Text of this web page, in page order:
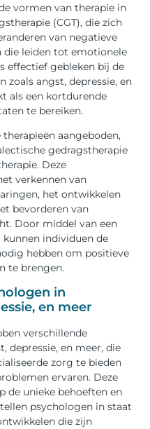
vormen van therapie in
(CGT), die zich
van negatieve
die leiden tot emotionele
effectief gebleken bij de
zoals angst, depressie, en
als een kortdurende
te bereiken.
aangeboden,
gedragstherapie
Deze
verkennen van
het ontwikkelen
bevorderen van
Door middel van een
individuen de
hebben om positieve
te brengen.
in
en meer
verschillende
depressie, en meer, die
zorg te bieden
ervaren. Deze
de unieke behoeften en
psychologen in staat
die zijn